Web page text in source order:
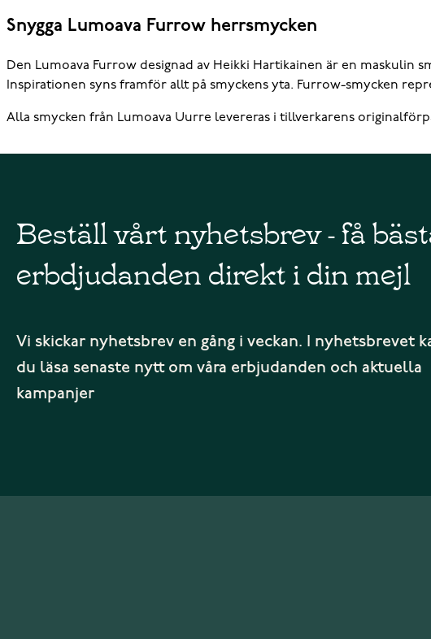
Snygga Lumoava Furrow herrsmycken
Den Lumoava Furrow designad av Heikki Hartikainen är en
Inspirationen syns framför allt på smyckens yta. Furrow-smycken
Alla smycken från Lumoava Uurre levereras i tillverkarens
Beställ vårt nyhetsbrev - få
erbdjudanden direkt i din mejl
Vi skickar nyhetsbrev en gång i veckan. I nyhetsbrevet
du läsa senaste nytt om våra erbjudanden och aktuella
kampanjer